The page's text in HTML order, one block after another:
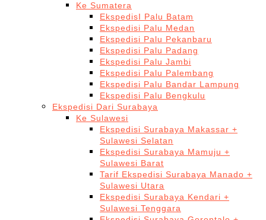
Ke Sumatera
EkspedisI Palu Batam
Ekspedisi Palu Medan
Ekspedisi Palu Pekanbaru
Ekspedisi Palu Padang
Ekspedisi Palu Jambi
Ekspedisi Palu Palembang
Ekspedisi Palu Bandar Lampung
Ekspedisi Palu Bengkulu
Ekspedisi Dari Surabaya
Ke Sulawesi
Ekspedisi Surabaya Makassar +
Sulawesi Selatan
Ekspedisi Surabaya Mamuju +
Sulawesi Barat
Tarif Ekspedisi Surabaya Manado +
Sulawesi Utara
Ekspedisi Surabaya Kendari +
Sulawesi Tenggara